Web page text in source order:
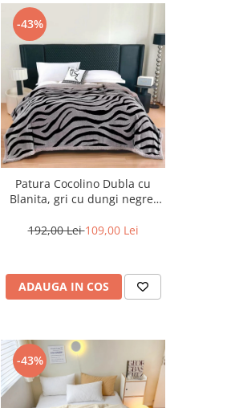
-43%
Patura Cocolino Dubla cu
Blanita, gri cu dungi negre-
192,00 Lei109,00 Lei
ADAUGA IN COS
-43%